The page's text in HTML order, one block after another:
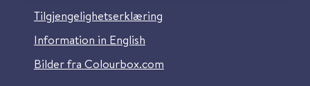
Tilgjengelighetserklæring
Information in English
Bilder fra Colourbox.com